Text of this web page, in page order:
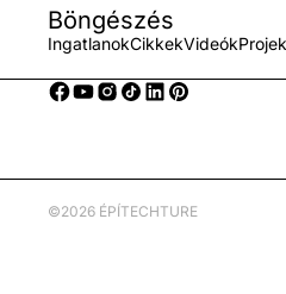
Böngészés
IngatlanokCikkekVideók
©2026 ÉPÍTECHTURE